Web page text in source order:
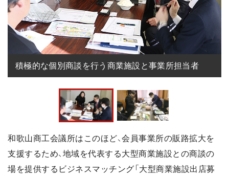
積極的な個別商談を行う商業施設と事業所担当者
和歌山商工会議所はこのほど、会員事業所の販路拡大を
支援するため、地域を代表する大型商業施設との商談の
場を提供するビジネスマッチング「大型商業施設出店募